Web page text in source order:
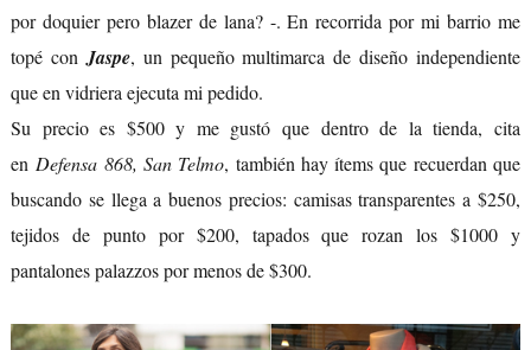
por doquier pero blazer de lana? -. En recorrida por mi barrio me
topé conJaspe, un pequeño multimarca de diseño independiente
que en vidriera ejecuta mi pedido.
Su precio es $500 y me gustó que dentro de la tienda, cita
enDefensa 868, San Telmo, también hay ítems que recuerdan que
buscando se llega a buenos precios: camisas transparentes a $250,
tejidos de punto por $200, tapados que rozan los $1000 y
pantalones palazzos por menos de $300.